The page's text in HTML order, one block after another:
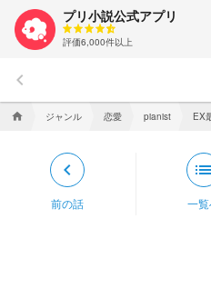
プリ小説公式アプリ
評価6,000件以上
keyboard_arrow_left
home ジャンル 恋愛 pianist
keyboard_arrow_left
前の話
list
一